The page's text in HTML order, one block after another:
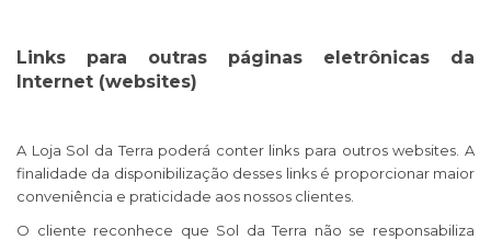
Links para outras páginas eletrônicas da
Internet (websites)
A Loja Sol da Terra poderá conter links para outros websites. A
finalidade da disponibilização desses links é proporcionar maior
conveniência e praticidade aos nossos clientes.
O cliente reconhece que Sol da Terra não se responsabiliza